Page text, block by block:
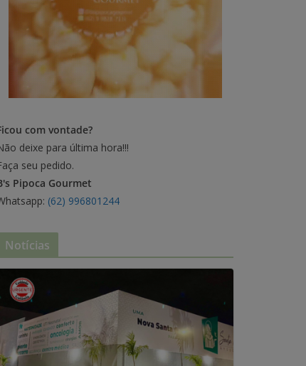
com vontade?
deixe para última hora!!!
seu pedido.
Pipoca Gourmet
(62) 996801244
Notícias